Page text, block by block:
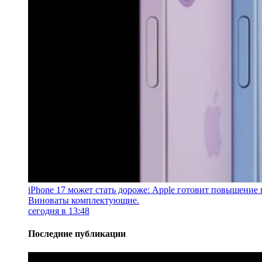
iPhone 17 может стать дороже: Apple готовит повышение
Виноваты комплектующие.
сегодня в 13:48
Последние публикации